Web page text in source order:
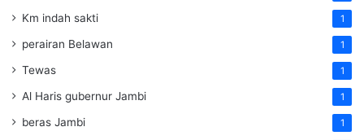
Km indah sakti 1
perairan Belawan 1
Tewas 1
Al Haris gubernur Jambi 1
beras Jambi 1